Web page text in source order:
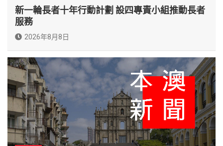
新一輪長者十年行動計劃 設四專責小組推動長者
服務
2026年8月8日